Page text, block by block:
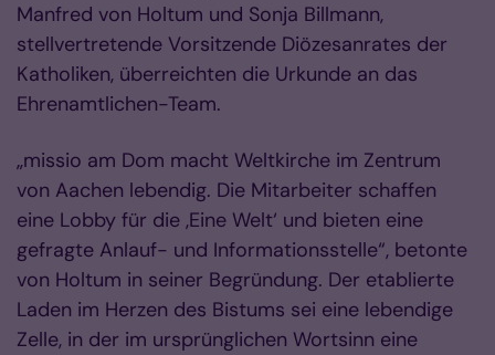
Manfred von Holtum und Sonja Billmann,
stellvertretende Vorsitzende Diözesanrates der
Katholiken, überreichten die Urkunde an das
Ehrenamtlichen-Team.
„missio am Dom macht Weltkirche im Zentrum
von Aachen lebendig. Die Mitarbeiter schaffen
eine Lobby für die ,Eine Welt‘ und bieten eine
gefragte Anlauf- und Informationsstelle“, betonte
von Holtum in seiner Begründung. Der etablierte
Laden im Herzen des Bistums sei eine lebendige
Zelle, in der im ursprünglichen Wortsinn eine